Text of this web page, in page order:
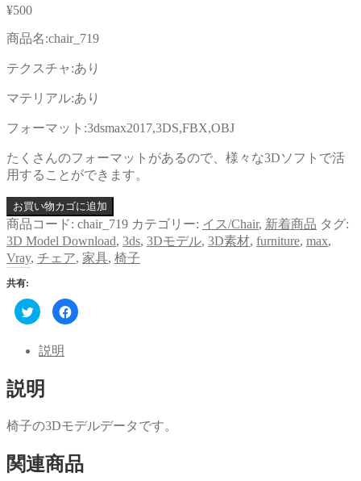
¥500
商品名:chair_719
テクスチャ:あり
マテリアル:あり
フォーマット:3dsmax2017,3DS,FBX,OBJ
たくさんのフォーマットがあるので、様々な3Dソフトで活
用することができます。
お買い物カゴに追加
商品コード: chair_719 カテゴリー: イス/Chair, 新着商品 タグ:
3D Model Download, 3ds, 3Dモデル, 3D素材, furniture, max,
Vray, チェア, 家具, 椅子
共有:
ク
リ
し
て
で
共
有
い
ウ
ン
ド
ウ
Facebook
で
し
て
だ
さ
い
説明
説明
椅子の3Dモデルデータです。
関連商品